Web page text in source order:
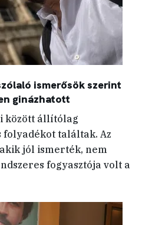
ismerősök szerint
ginázhatott
között állítólag
találtak. Az
jól ismerték, nem
fogyasztója volt a